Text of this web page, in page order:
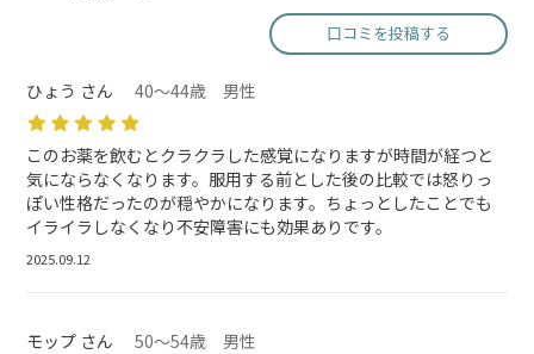
口コミを投稿する
ひょう さん 40～44歳 男性
このお薬を飲むとクラクラした感覚になりますが時間が経つと
気にならなくなります。服用する前とした後の比較では怒りっ
ぽい性格だったのが穏やかになります。ちょっとしたことでも
イライラしなくなり不安障害にも効果ありです。
2025.09.12
モップ さん 50～54歳 男性